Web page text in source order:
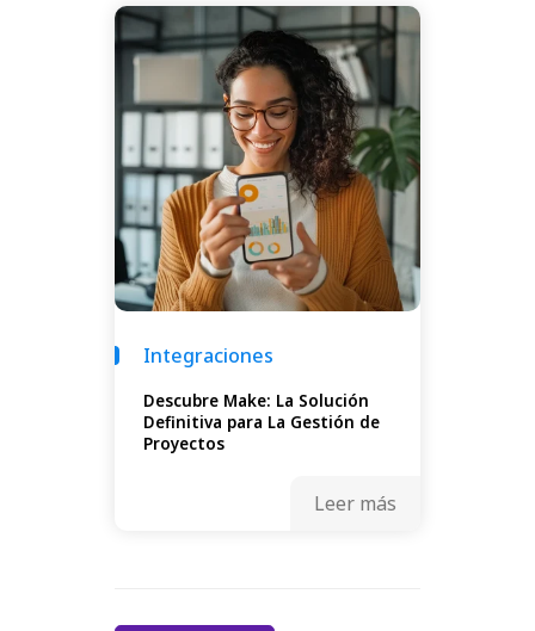
Integraciones
Descubre Make: La Solución
Definitiva para La Gestión de
Proyectos
Leer más